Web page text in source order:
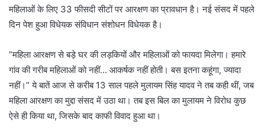
महिलाओं के लिए 33 फीसदी सीटों पर आरक्षण का प्रावधान है। नई संसद में पहले
दिन पेश हुआ विधेयक संविधान संशोधन विधेयक है।
”महिला आरक्षण से बड़े घर की लड़कियों और मह‍िलाओं को फायदा मिलेगा। हमारे
गांव की गरीब महिलाओं को नहीं… आकर्षक नहीं होती। बस इतना कहूंगा, ज्यादा
नहीं।” ये बातें आज से करीब 13 साल पहले मुलायम स‍िंह यादव ने तब कही थीं, जब
मह‍िला आरक्षण का मुद्दा संसद में उठा था। तब इस ब‍िल का मुलायम ने व‍िरोध कुछ
ऐसे ही क‍िया था, ज‍िसके बाद काफी व‍िवाद हुआ था।